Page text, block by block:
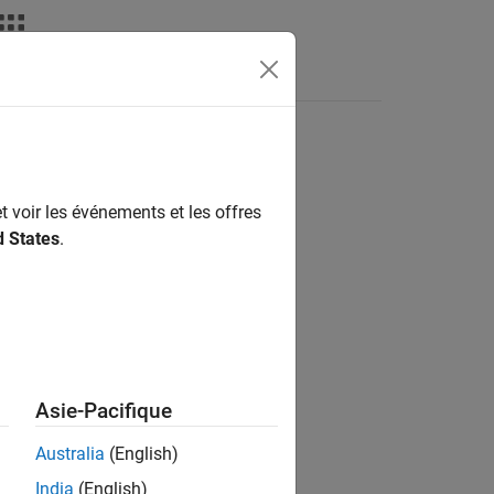
voir les événements et les offres
States.
Asie-Pacifique
Australia (English)
India (English)